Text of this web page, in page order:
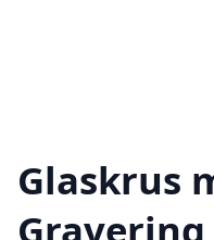
Glaskrus
Gravering